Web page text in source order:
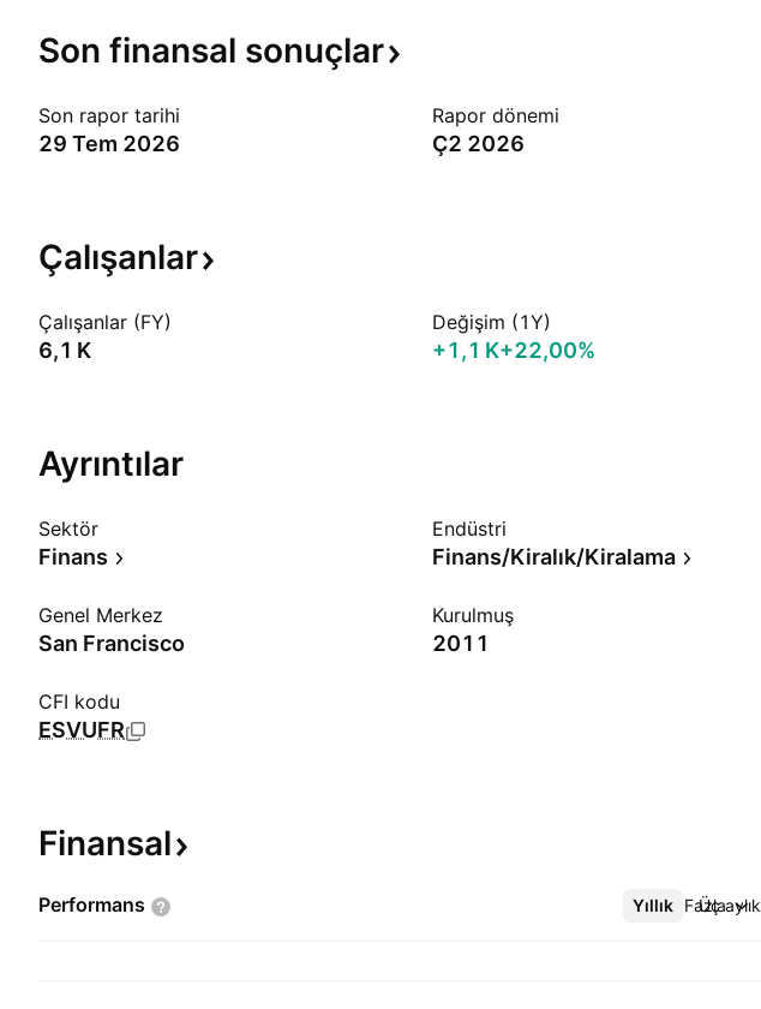
Son finansal sonuçlar
Son rapor tarihi
29 Tem 2026
Rapor dönemi
Ç2 2026
Çalışanlar
Çalışanlar (FY)
‪6,1 K‬
Değişim (1Y)
‪+1,1 K‬+22,00%
Ayrıntılar
Sektör
Finans
Endüstri
Finans/Kiralık/Kiralama
Genel Merkez
San Francisco
Kurulmuş
2011
CFI kodu
ESVUFR
Finansal
Performans Yıllık Üç aylık
Daha Fazla